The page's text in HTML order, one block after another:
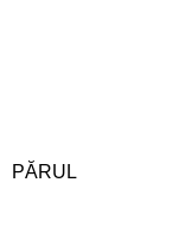
PĂRUL